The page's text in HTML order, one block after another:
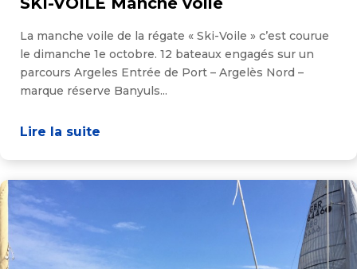
La manche voile de la régate « Ski-Voile » c’est courue
le dimanche 1e octobre. 12 bateaux engagés sur un
parcours Argeles Entrée de Port – Argelès Nord –
marque réserve Banyuls...
Lire la suite